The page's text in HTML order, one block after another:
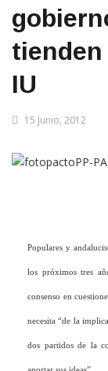
tienden
IU
15 Junio, 2012
Populares y
los próximos tres
consenso en
necesita “de la
dos partidos de la